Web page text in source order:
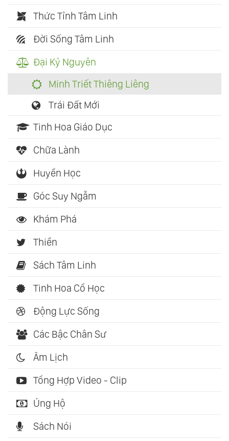
Thức Tỉnh Tâm Linh
Đời Sống Tâm Linh
Đại Kỷ Nguyên
Minh Triết Thiêng Liêng
Trái Đất Mới
Tinh Hoa Giáo Dục
Chữa Lành
Huyền Học
Góc Suy Ngẫm
Khám Phá
Thiền
Sách Tâm Linh
Tinh Hoa Cổ Học
Động Lực Sống
Các Bậc Chân Sư
Âm Lịch
Tổng Hợp Video - Clip
Ủng Hộ
Sách Nói